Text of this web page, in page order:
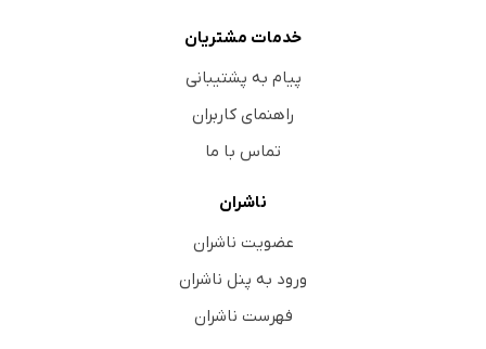
خدمات مشتریان
پیام به پشتیبانی
راهنمای کاربران
تماس با ما
ناشران
عضویت ناشران
ورود به پنل ناشران
فهرست ناشران